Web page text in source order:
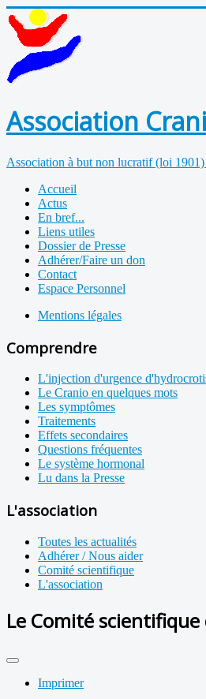
Association
Association à but non lucratif (loi
Accueil
Actus
En bref...
Liens utiles
Dossier de Presse
Adhérer/Faire un don
Contact
Espace Personnel
Mentions légales
Comprendre
L'injection d'urgence
Le Cranio en quelques mots
Les symptômes
Traitements
Effets secondaires
Questions fréquentes
Le système hormonal
Lu dans la Presse
L'association
Toutes les actualités
Adhérer / Nous aider
Comité scientifique
L'association
Le Comité
Imprimer